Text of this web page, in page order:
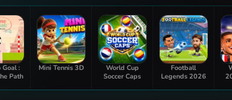
Goal :
Path
Mini Tennis 3D
World Cup
Soccer Caps
Football
Legends 2026